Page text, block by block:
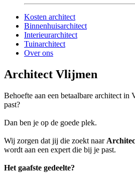
Kosten architect
Binnenhuisarchitect
Interieurarchitect
Tuinarchitect
Over ons
Architect Vlijmen
Behoefte aan een betaalbare architect
past?
Dan ben je op de goede plek.
Wij zorgen dat jij die zoekt naar
wordt aan een expert die bij je past.
Het gaafste gedeelte?